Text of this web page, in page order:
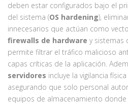
deben estar configurados bajo el
del sistema (OS hardening),
innecesarios que actúan como
firewalls de hardware y sistemas
permite filtrar el tráfico malicioso
capas críticas de la aplicación.
servidores incluye la vigilancia
asegurando que solo personal
equipos de almacenamiento donde